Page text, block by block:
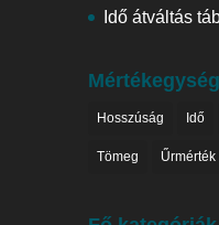
Idő átváltás
Hosszúság Idő
Tömeg Űrmérték